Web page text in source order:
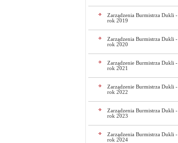
Zarządzenia Burmistrza Dukli -
rok 2019
Zarządzenia Burmistrza Dukli -
rok 2020
Zarządzenie Burmistrza Dukli -
rok 2021
Zarządzenie Burmistrza Dukli -
rok 2022
Zarządzenia Burmistrza Dukli -
rok 2023
Zarządzenia Burmistrza Dukli -
rok 2024